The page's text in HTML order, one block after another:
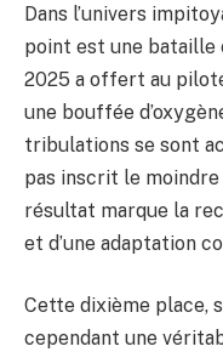
Dans l’univers
point est une bataille
2025 a offert au
une bouffée
tribulations se sont
pas inscrit le
résultat marque la
et d’une adaptation
Cette dixième place,
cependant une